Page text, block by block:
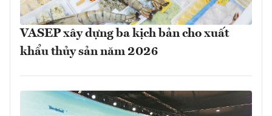
VASEP xây dựng ba kịch bản cho xuất
khẩu thủy sản năm 2026